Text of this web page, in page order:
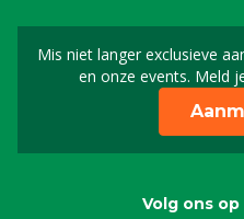
Mis niet langer exclusieve
en onze events. Meld
Volg ons